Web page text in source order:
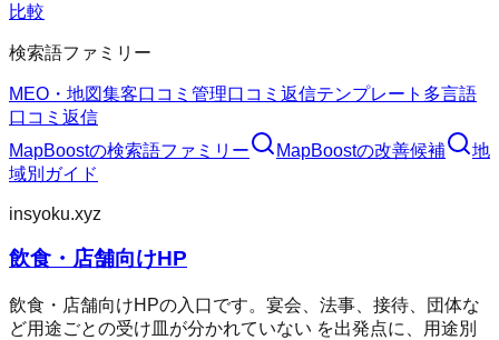
比較
検索語ファミリー
MEO・地図集客口コミ管理口コミ返信テンプレート 多言語
口コミ返信
MapBoostの検索語ファミリー MapBoostの改善候補
地
域別ガイド
insyoku.xyz
飲食・店舗向けHP
飲食・店舗向けHPの入口です。宴会、法事、接待、団体な
ど用途ごとの受け皿が分かれていない を出発点に、用途別